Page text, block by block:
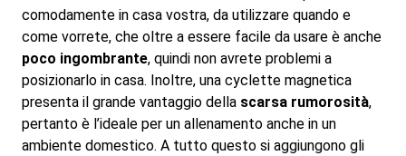
comodamente in casa vostra, da utilizzare quando e
come vorrete, che oltre a essere facile da usare è anche
poco ingombrante, quindi non avrete problemi a
posizionarlo in casa. Inoltre, una cyclette magnetica
presenta il grande vantaggio della scarsa rumorosità,
pertanto è l’ideale per un allenamento anche in un
ambiente domestico. A tutto questo si aggiungono gli